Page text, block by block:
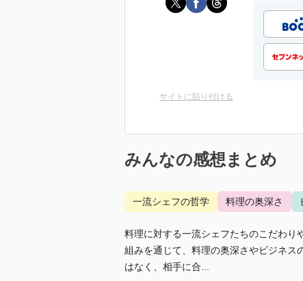
サイトに貼り付ける
みんなの感想まとめ
一流シェフの哲学 料理の奥深さ
料理に対する一流シェフたちのこだわり
組みを通じて、料理の奥深さやビジネス
はなく、相手に合...